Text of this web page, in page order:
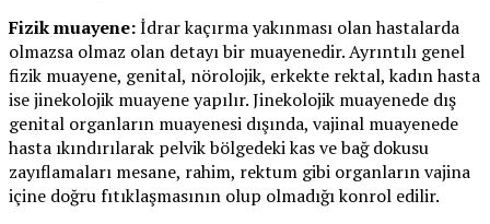
Fizik muayene:İdrar kaçırma yakınması olan hastalarda
olmazsa olmaz olan detayı bir muayenedir. Ayrıntılı genel
fizik muayene, genital, nörolojik, erkekte rektal, kadın hasta
ise jinekolojik muayene yapılır. Jinekolojik muayenede dış
genital organların muayenesi dışında, vajinal muayenede
hasta ıkındırılarak pelvik bölgedeki kas ve bağ dokusu
zayıflamaları mesane, rahim, rektum gibi organların vajina
içine doğru fıtıklaşmasının olup olmadığı konrol edilir.